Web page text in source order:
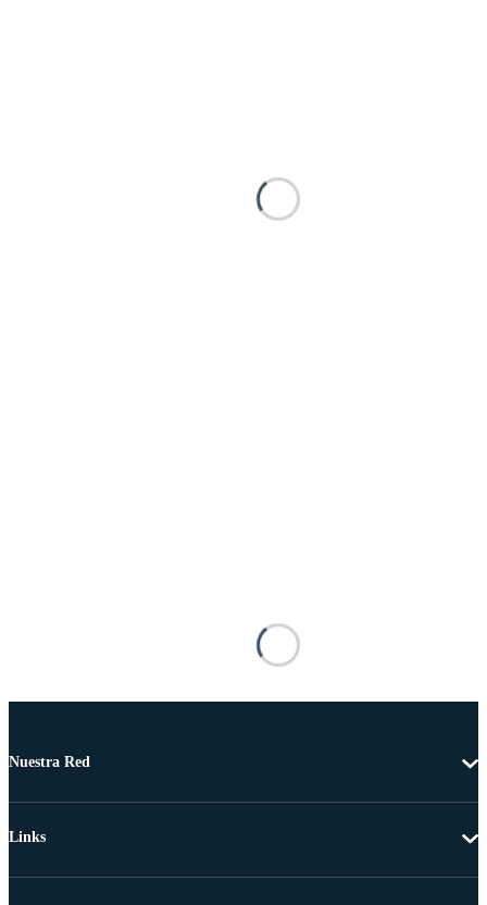
Nuestra Red
Links